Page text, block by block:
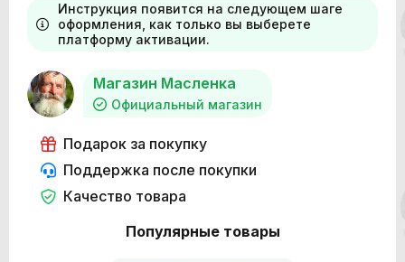
Популярные товары
Инструкция появится на следующем шаге
оформления, как только вы выберете
платформу активации.
Магазин Масленка
Официальный магазин
Подарок за покупку
Поддержка после покупки
Качество товара